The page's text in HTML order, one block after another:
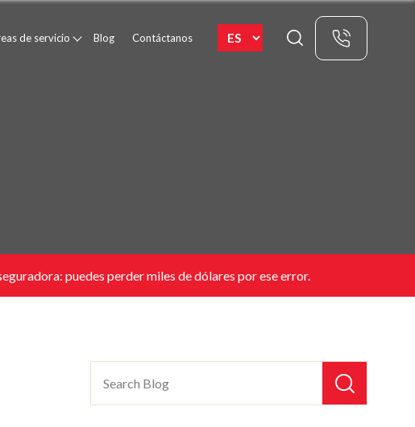
de servicio Blog Contáctanos
puedes perder miles de dólares por ese error.